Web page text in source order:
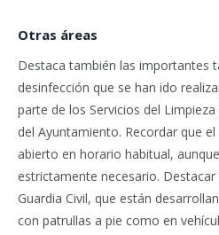
Otras áreas
Destaca también las importantes
desinfección que se han ido
parte de los Servicios del
del Ayuntamiento. Recordar que
abierto en horario habitual,
estrictamente necesario.
Guardia Civil, que están
con patrullas a pie como en